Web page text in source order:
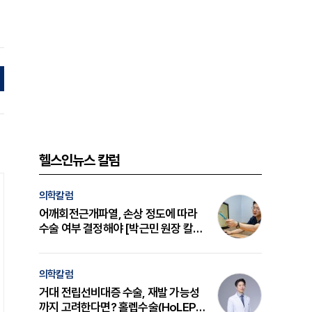
헬스인뉴스 칼럼
의학칼럼
어깨회전근개파열, 손상 정도에 따라
수술 여부 결정해야 [박근민 원장 칼
의학칼럼
거대 전립선비대증 수술, 재발 가능성
까지 고려한다면? 홀렙수술(HoLEP)